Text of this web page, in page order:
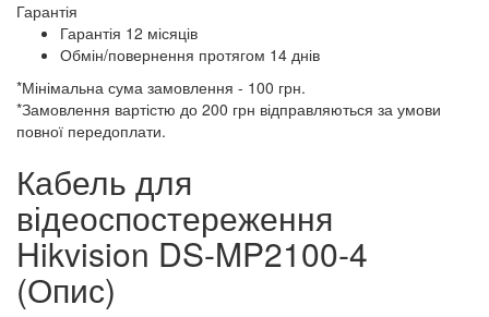
Гарантія
Гарантія 12 місяців
Обмін/повернення протягом 14 днів
*Мінімальна сума замовлення - 100 грн.
*Замовлення вартістю до 200 грн відправляються за умови
повної передоплати.
Кабель для
відеоспостереження
Hikvision DS-MP2100-4
(Опис)